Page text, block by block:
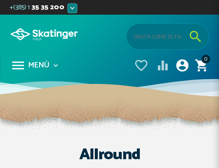
+(385) 135 35 200 
0


 

 MENÙ 
Allround